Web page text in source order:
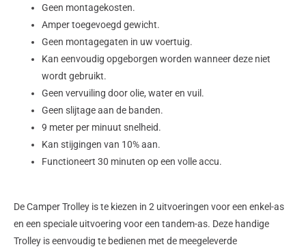
Geen montagekosten.
Amper toegevoegd gewicht.
Geen montagegaten in uw voertuig.
Kan eenvoudig opgeborgen worden wanneer deze niet
wordt gebruikt.
Geen vervuiling door olie, water en vuil.
Geen slijtage aan de banden.
9 meter per minuut snelheid.
Kan stijgingen van 10% aan.
Functioneert 30 minuten op een volle accu.
De Camper Trolley is te kiezen in 2 uitvoeringen voor een enkel-as
en een speciale uitvoering voor een tandem-as. Deze handige
Trolley is eenvoudig te bedienen met de meegeleverde